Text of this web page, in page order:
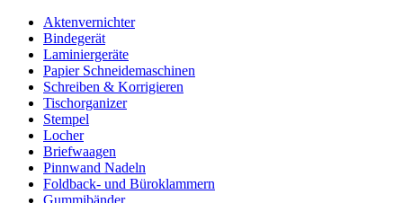
Aktenvernichter
Bindegerät
Laminiergeräte
Papier Schneidemaschinen
Schreiben & Korrigieren
Tischorganizer
Stempel
Locher
Briefwaagen
Pinnwand Nadeln
Foldback- und Büroklammern
Gummibänder